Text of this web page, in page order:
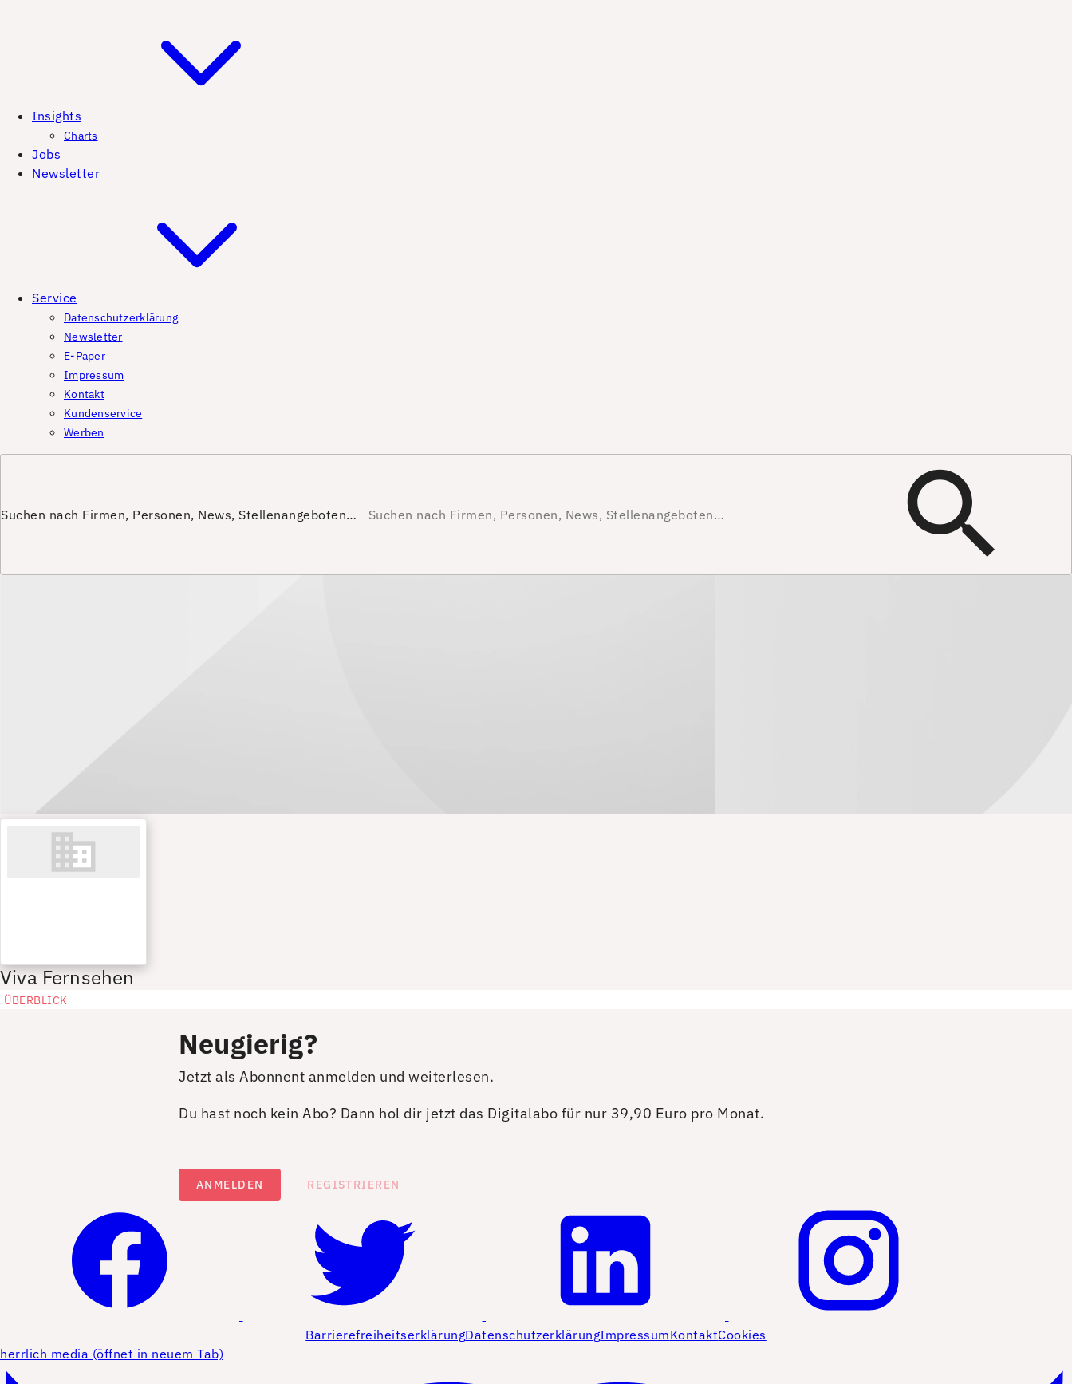
Insights
Charts
Jobs
Newsletter
Service
Datenschutzerklärung
Newsletter
E-Paper
Impressum
Kontakt
Kundenservice
Werben
Suchen nach Firmen, Personen, News, Stellenangeboten…
Viva Fernsehen
ÜBERBLICK
Neugierig?
Jetzt als Abonnent anmelden und weiterlesen.
Du hast noch kein Abo? Dann hol dir jetzt das Digitalabo für nur 39,90 Euro pro Monat.
ANMELDEN REGISTRIEREN
BarrierefreiheitserklärungDatenschutzerklärungImpressumKontaktCookies
herrlich media (öffnet in neuem Tab)